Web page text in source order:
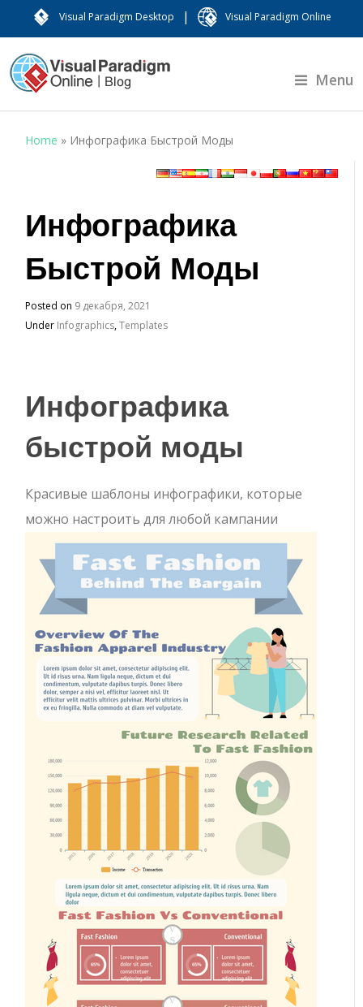
Visual Paradigm Desktop | Visual Paradigm Online
Menu
Home » Инфографика Быстрой Моды
Инфографика
Быстрой Моды
Posted on 9 декабря, 2021
Under Infographics,Templates
Инфографика
быстрой моды
Красивые шаблоны инфографики, которые
можно настроить для любой кампании